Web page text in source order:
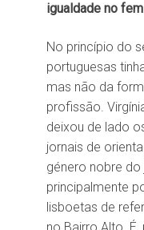
igualdade no
No princípio do
portuguesas
mas não da
profissão.
deixou de lado
jornais de
género nobre
principalmente
lisboetas de